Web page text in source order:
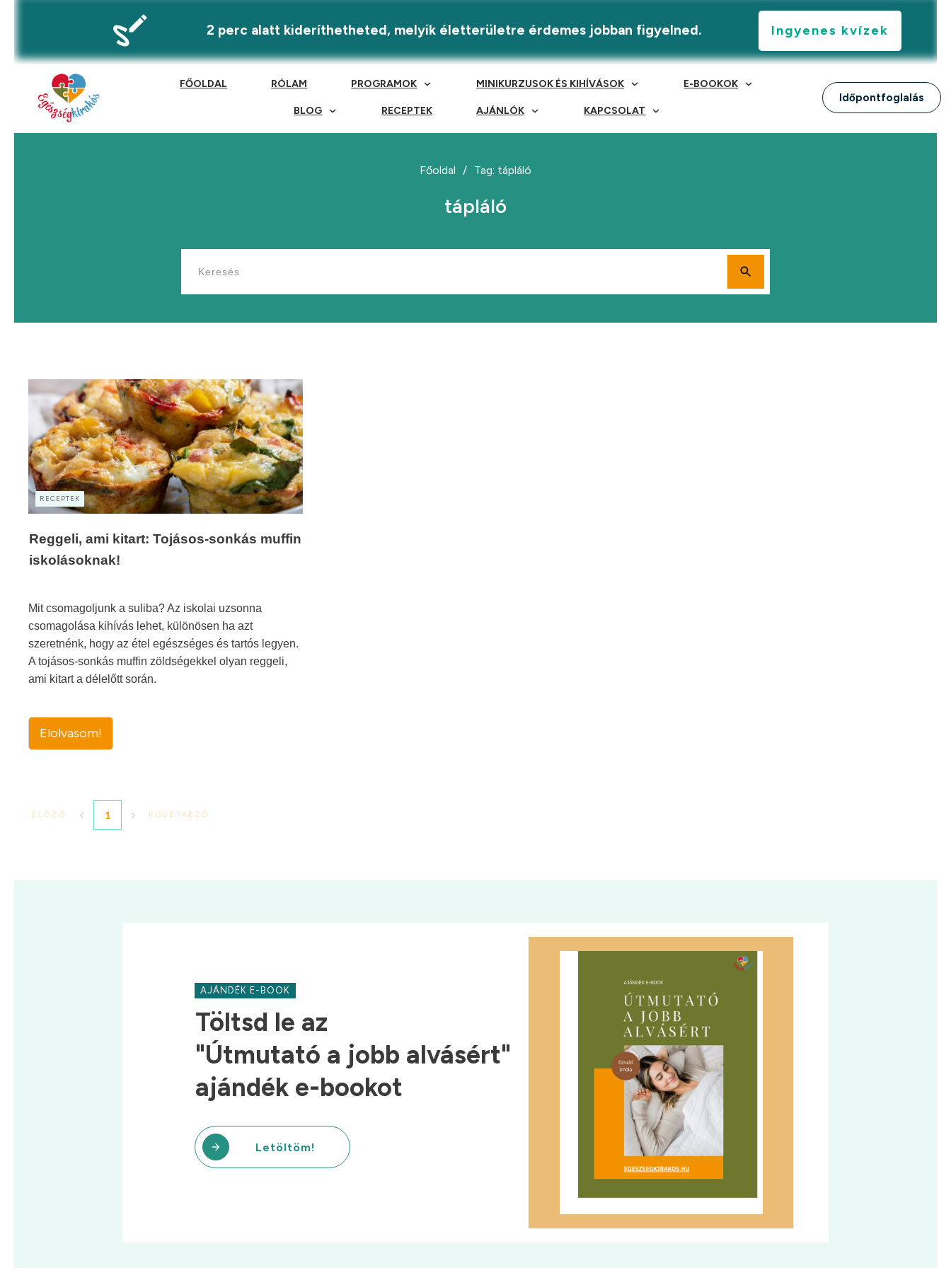
FŐOLDAL RÓLAM PROGRAMOK MINIKURZUSOK ÉS KIHÍVÁSOK E-BOOKOK
BLOG RECEPTEK AJÁNLÓK KAPCSOLAT
Időpontfoglalás
2 perc alatt kideríthetheted, melyik életterületre érdemes jobban figyelned. Ingyenes kvízek
Főoldal / Tag: tápláló
tápláló
RECEPTEK
Reggeli, ami kitart: Tojásos-sonkás muffin
iskolásoknak!
Mit csomagoljunk a suliba? Az iskolai uzsonna
csomagolása kihívás lehet, különösen ha azt
szeretnénk, hogy az étel egészséges és tartós legyen.
A tojásos-sonkás muffin zöldségekkel olyan reggeli,
ami kitart a délelőtt során.
Elolvasom!
ELŐZŐ 1 KÖVETKEZŐ
AJÁNDÉK E-BOOK
Töltsd le az
"Útmutató a jobb alvásért"
ajándék e-bookot
Letöltöm!